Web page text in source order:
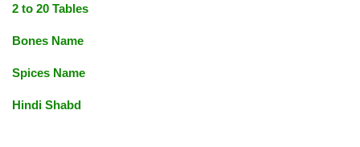
2 to 20 Tables
Bones Name
Spices Name
Hindi Shabd